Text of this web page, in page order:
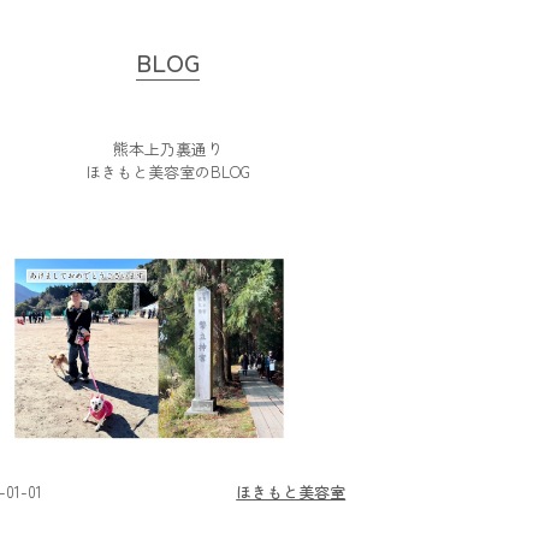
BLOG
熊本上乃裏通り
ほきもと美容室のBLOG
01-01 ほきもと美容室